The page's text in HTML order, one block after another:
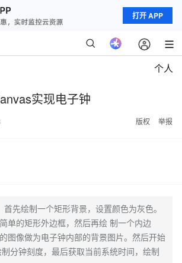
打开 APP
个人
实现电子钟
版权 举报
首先绘制一个矩形背景，设置颜色为灰色。
单的矩形外边框，然后再绘 制一个内边
图像做为电子钟内部的背景图片。然后开始
分钟刻度，最后获取当前系统时间，绘制